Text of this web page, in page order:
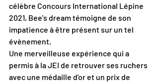
célèbre Concours International Lépine
2021, Bee's dream témoigne de son
impatience à être présent sur un tel
évènement.
Une merveilleuse expérience qui a
permis à la JEI de retrouver ses ruchers
avec une médaille d'or et un prix de